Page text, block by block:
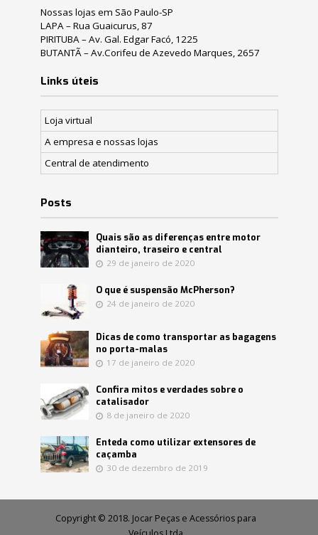
Nossas lojas em São Paulo-SP
LAPA – Rua Guaicurus, 87
PIRITUBA – Av. Gal. Edgar Facó, 1225
BUTANTÃ – Av.Corifeu de Azevedo Marques, 2657
Links úteis
Loja virtual
A empresa e nossas lojas
Central de atendimento
Posts
Quais são as diferenças entre motor
dianteiro, traseiro e central
29 de janeiro de 2020
O que é suspensão McPherson?
24 de janeiro de 2020
Dicas de como transportar as bagagens
no porta-malas
17 de janeiro de 2020
Confira mitos e verdades sobre o
catalisador
8 de janeiro de 2020
Enteda como utilizar extensores de
caçamba
30 de dezembro de 2019
Copyright © 2018. Jocar Peças e Acessórios para